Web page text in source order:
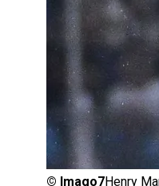
© Imago7Henry